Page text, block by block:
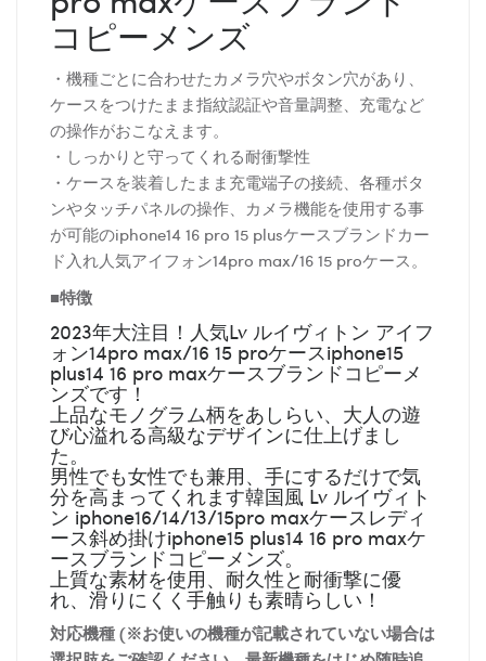
コピーメンズ
・機種ごとに合わせたカメラ穴やボタン穴があり、
ケースをつけたまま指紋認証や音量調整、充電など
の操作がおこなえます。
・しっかりと守ってくれる耐衝撃性
・ケースを装着したまま充電端子の接続、各種ボタ
ンやタッチパネルの操作、カメラ機能を使用する事
が可能のiphone14 16 pro 15 plusケースブランドカー
ド入れ人気アイフォン14pro max/16 15 proケース。
■特徴
2023年大注目！人気Lv ルイヴィトン アイフ
ォン14pro max/16 15 proケースiphone15
plus14 16 pro maxケースブランドコピーメ
ンズです！
上品なモノグラム柄をあしらい、大人の遊
び心溢れる高級なデザインに仕上げまし
た。
男性でも女性でも兼用、手にするだけで気
分を高まってくれます韓国風 Lv ルイヴィト
ン iphone16/14/13/15pro maxケースレディ
ース斜め掛けiphone15 plus14 16 pro maxケ
ースブランドコピーメンズ。
上質な素材を使用、耐久性と耐衝撃に優
れ、滑りにくく手触りも素晴らしい！
対応機種 (※お使いの機種が記載されていない場合は